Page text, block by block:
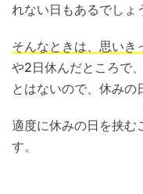
れない日もあるでしょ
そんなときは、思いき
や2日休んだところで
とはないので、休みの
適度に休みの日を挟む
す。